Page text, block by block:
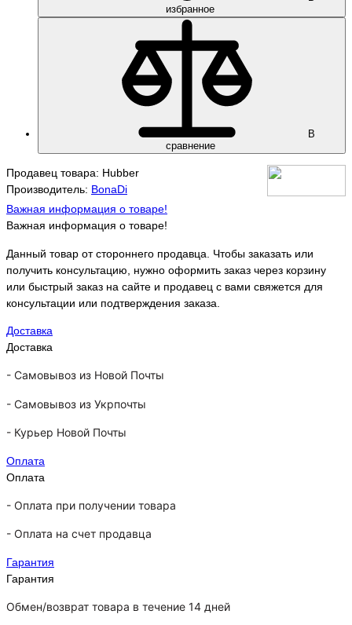
избранное
В
сравнение
Продавец товара: Hubber
Производитель: BonaDi
Важная информация о товаре!
Важная информация о товаре!
Данный товар от стороннего продавца. Чтобы заказать или
получить консультацию, нужно оформить заказ через корзину
или быстрый заказ на сайте и продавец с вами свяжется для
консультации или подтверждения заказа.
Доставка
Доставка
- Самовывоз из Новой Почты
- Самовывоз из Укрпочты
- Курьер Новой Почты
Оплата
Оплата
- Оплата при получении товара
- Оплата на счет продавца
Гарантия
Гарантия
Обмен/возврат товара в течение 14 дней